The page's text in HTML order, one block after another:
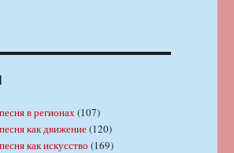
в регионах(107)
как движение(120)
как искусство (169)